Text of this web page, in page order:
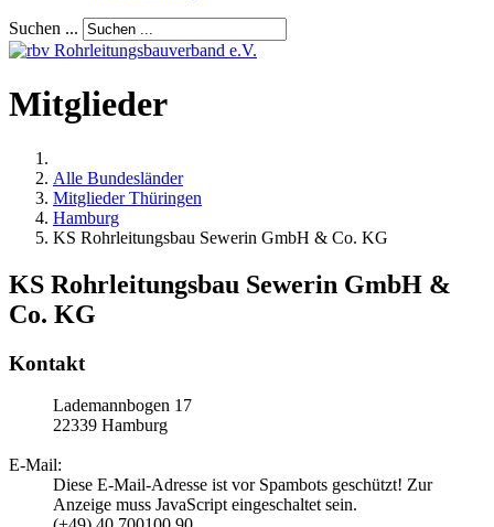
Suchen ...
Mitglieder
Alle Bundesländer
Mitglieder Thüringen
Hamburg
KS Rohrleitungsbau Sewerin GmbH & Co. KG
KS Rohrleitungsbau Sewerin GmbH &
Co. KG
Kontakt
Lademannbogen 17
22339 Hamburg
E-Mail:
Diese E-Mail-Adresse ist vor Spambots geschützt! Zur
Anzeige muss JavaScript eingeschaltet sein.